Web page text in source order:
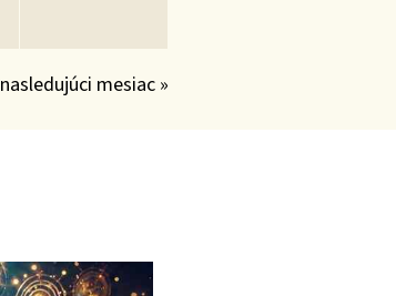
nasledujúci mesiac »